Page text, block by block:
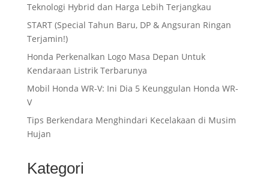
Teknologi Hybrid dan Harga Lebih Terjangkau
START (Special Tahun Baru, DP & Angsuran Ringan
Terjamin!)
Honda Perkenalkan Logo Masa Depan Untuk
Kendaraan Listrik Terbarunya
Mobil Honda WR-V: Ini Dia 5 Keunggulan Honda WR-
V
Tips Berkendara Menghindari Kecelakaan di Musim
Hujan
Kategori